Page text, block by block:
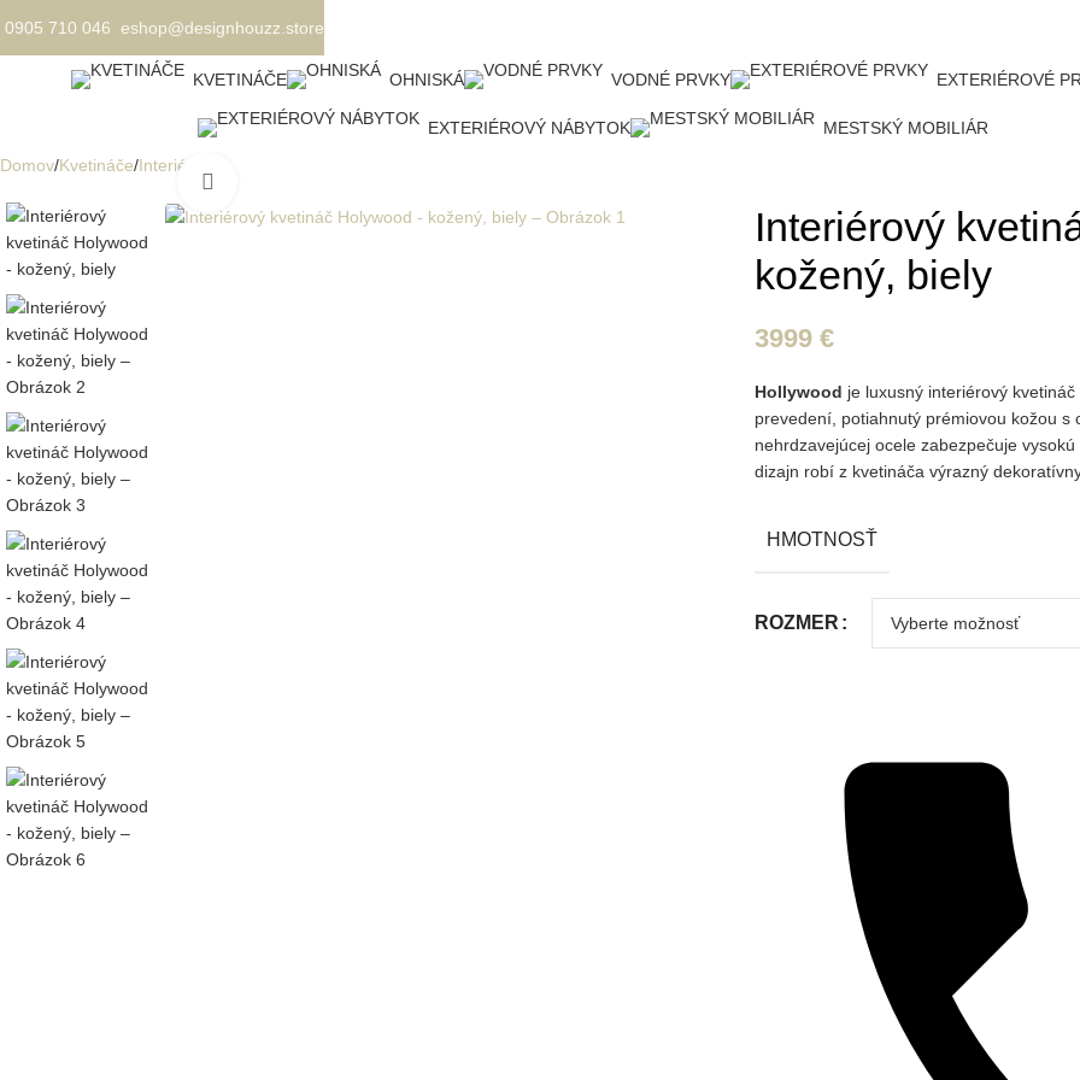
KVETINÁČE OHNISKÁ VODNÉ PRVKY EXTERIÉROVÉ
EXTERIÉROVÝ NÁBYTOK
MESTSKÝ MOBILIÁR
Domov Kvetináče Interiérové
Interiérový
kožený, biely
3999 €
Hollywood je luxusný interiérový
prevedení, potiahnutý prémiovou kožou s
nehrdzavejúcej ocele zabezpečuje
dizajn robí z kvetináča výrazný
HMOTNOSŤ
ROZMER
0905 710 046 eshop@designhouzz.store